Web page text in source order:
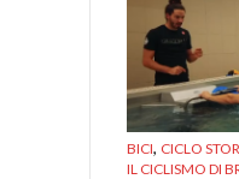
BICI, CICLO
IL CICLISMO DI